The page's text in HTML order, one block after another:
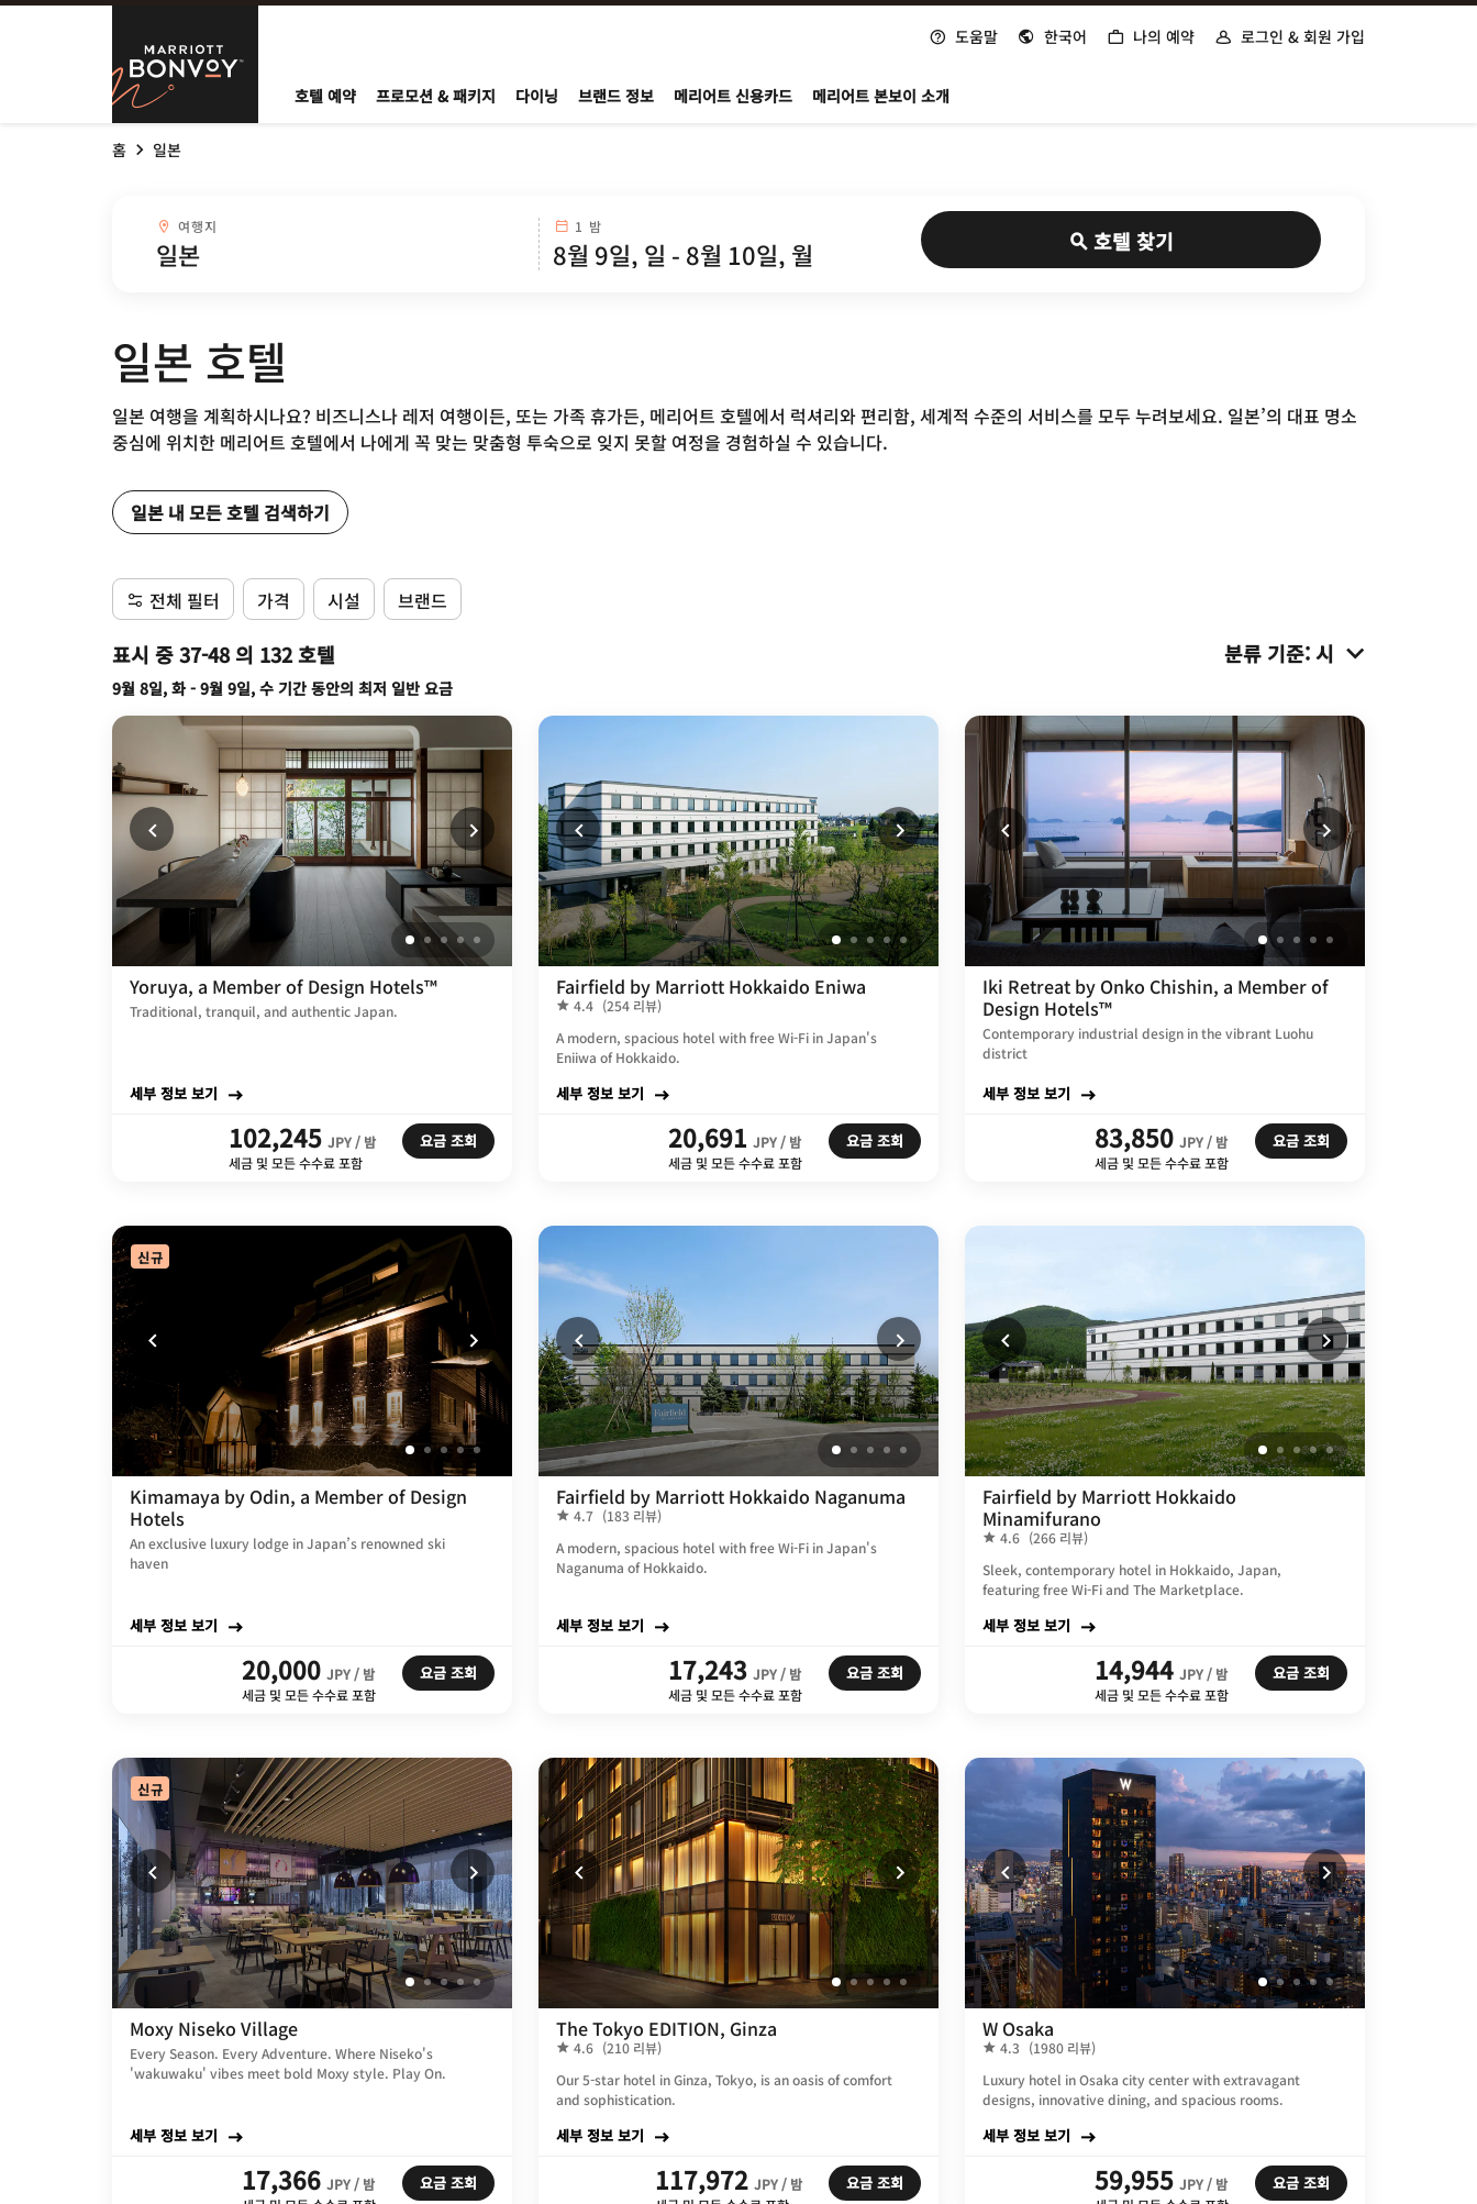
Skip to Content
Marriott Bonvoy
도움말 한국어 나의 예약 로그인 & 회원 가입
호텔 예약 프로모션 & 패키지 다이닝 브랜드 정보 메리어트 신용카드 메리어트 본보이 소개
홈 일본
여행지combobox
여행지 1 밤 호텔 찾기
일본 호텔
일본 여행을 계획하시나요? 비즈니스나 레저 여행이든, 또는 가족 휴가든, 메리어트 호텔에서 럭셔리와 편리함, 세계적 수준의 서비스를 모두 누려보세요. 일본’의 대표 명소
중심에 위치한 메리어트 호텔에서 나에게 꼭 맞는 맞춤형 투숙으로 잊지 못할 여정을 경험하실 수 있습니다.
일본 내 모든 호텔 검색하기
전체 필터 가격 시설 브랜드
표시 중 37-48 의 132 호텔 분류 기준:시
9월 8일, 화 - 9월 9일, 수 기간 동안의 최저 일반 요금
Yoruya, a Member of Design Hotels™
Traditional, tranquil, and authentic Japan.
세부 정보 보기
102,245 JPY / 밤
세금 및 모든 수수료 포함
요금 조회
Fairfield by Marriott Hokkaido Eniwa
4.4 (254 리뷰)
A modern, spacious hotel with free Wi-Fi in Japan's
Eniiwa of Hokkaido.
세부 정보 보기
20,691 JPY / 밤
세금 및 모든 수수료 포함
요금 조회
Iki Retreat by Onko Chishin, a Member of
Design Hotels™
Contemporary industrial design in the vibrant Luohu
district
세부 정보 보기
83,850 JPY / 밤
세금 및 모든 수수료 포함
요금 조회
신규
Kimamaya by Odin, a Member of Design
Hotels
An exclusive luxury lodge in Japan’s renowned ski
haven
세부 정보 보기
20,000 JPY / 밤
세금 및 모든 수수료 포함
요금 조회
Fairfield by Marriott Hokkaido Naganuma
4.7 (183 리뷰)
A modern, spacious hotel with free Wi-Fi in Japan's
Naganuma of Hokkaido.
세부 정보 보기
17,243 JPY / 밤
세금 및 모든 수수료 포함
요금 조회
Fairfield by Marriott Hokkaido
Minamifurano
4.6 (266 리뷰)
Sleek, contemporary hotel in Hokkaido, Japan,
featuring free Wi-Fi and The Marketplace.
세부 정보 보기
14,944 JPY / 밤
세금 및 모든 수수료 포함
요금 조회
신규
Moxy Niseko Village
Every Season. Every Adventure. Where Niseko's
'wakuwaku' vibes meet bold Moxy style. Play On.
세부 정보 보기
17,366 JPY / 밤
요금 조회
The Tokyo EDITION, Ginza
4.6 (210 리뷰)
Our 5-star hotel in Ginza, Tokyo, is an oasis of comfort
and sophistication.
세부 정보 보기
117,972 JPY / 밤
요금 조회
W Osaka
4.3 (1980 리뷰)
Luxury hotel in Osaka city center with extravagant
designs, innovative dining, and spacious rooms.
세부 정보 보기
59,955 JPY / 밤
요금 조회